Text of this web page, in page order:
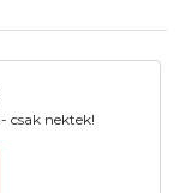
csak nektek!